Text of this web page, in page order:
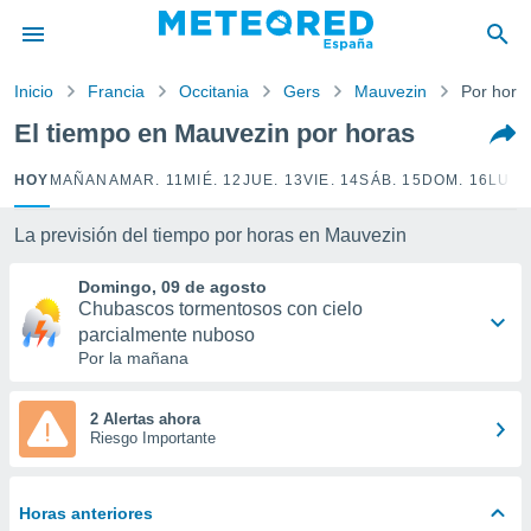
por
para
que se
calidad.
a este
y
forma
digital
basada
permite
Inicio Francia Occitania Gers Mauvezin Por
El tiempo en Mauvezin por horas
HOY MAÑANA MAR. 11 MIÉ. 12 JUE. 13VIE. 14SÁB. 15 DOM. 16
La previsión del tiempo por horas en Mauvezin
Domingo, 09 de agosto
Chubascos tormentosos con cielo
parcialmente nuboso
Por la mañana
2 Alertas ahora
Riesgo Importante
Horas anteriores